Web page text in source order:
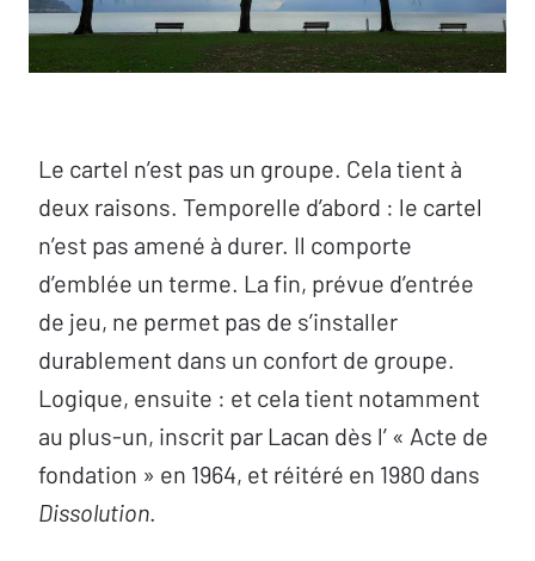
Le cartel n’est pas un groupe. Cela tient à
deux raisons. Temporelle d’abord : le cartel
n’est pas amené à durer. Il comporte
d’emblée un terme. La fin, prévue d’entrée
de jeu, ne permet pas de s’installer
durablement dans un confort de groupe.
Logique, ensuite : et cela tient notamment
au plus-un, inscrit par Lacan dès l’ « Acte de
fondation » en 1964, et réitéré en 1980 dans
Dissolution.